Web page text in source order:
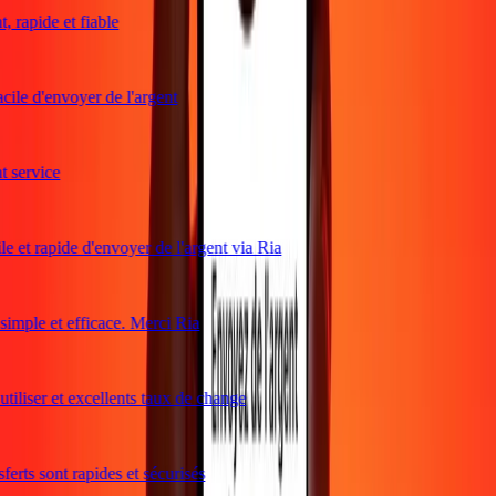
et fiable
d'envoyer de l'argent
rapide d'envoyer de l'argent via Ria
et efficace. Merci Ria
et excellents taux de change
sont rapides et sécurisés